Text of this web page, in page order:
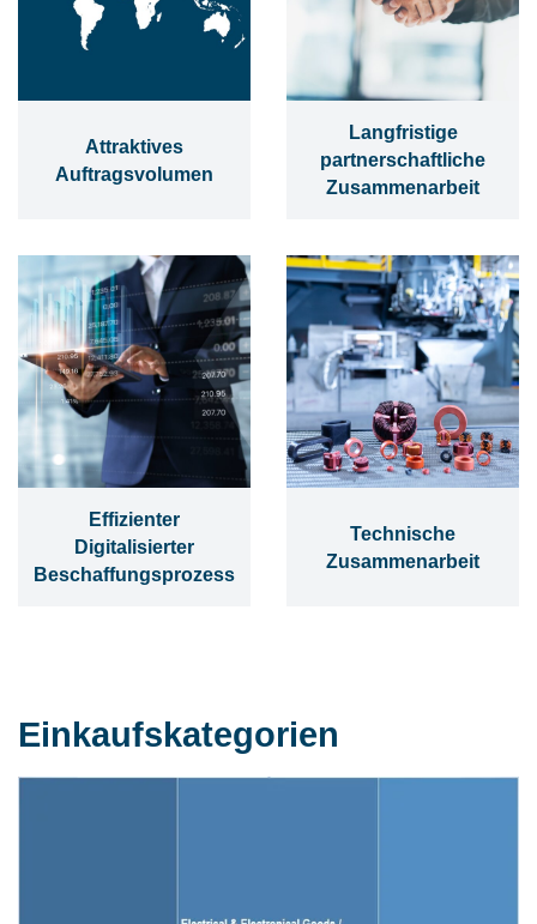
Attraktives
Auftragsvolumen
Langfristige
partnerschaftliche
Zusammenarbeit
Effizienter
Digitalisierter
Beschaffungsprozess
Technische
Zusammenarbeit
Einkaufskategorien